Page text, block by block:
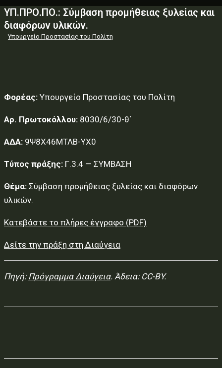
ΥΠ.ΠΡΟ.ΠΟ.: Σύμβαση προμήθειας ξυλείας και
διαφόρων υλικών.
Υπουργείο Προστασίας του Πολίτη
Φορέας: Υπουργείο Προστασίας του Πολίτη
Αρ. Πρωτοκόλλου: 8030/6/30-θ΄
ΑΔΑ: 9Ψ8Χ46ΜΤΛΒ-ΥΧ0
Τύπος πράξης: Γ.3.4 — ΣΥΜΒΑΣΗ
Θέμα: Σύμβαση προμήθειας ξυλείας και διαφόρων
υλικών.
Κατεβάστε το πλήρες έγγραφο (PDF)
Δείτε την πράξη στη Διαύγεια
Πηγή: Πρόγραμμα Διαύγεια. Άδεια: CC-BY.